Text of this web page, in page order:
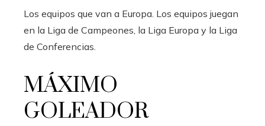
Los equipos que van a Europa. Los equipos juegan
en la Liga de Campeones, la Liga Europa y la Liga
de Conferencias.
MÁXIMO
GOLEADOR